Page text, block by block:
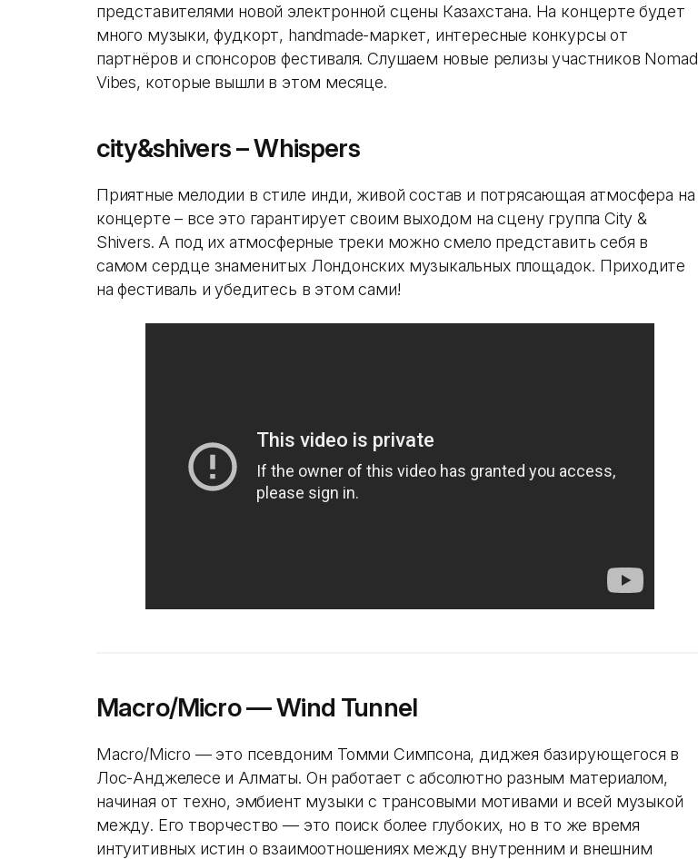
представителями новой электронной сцены Казахстана. На концерте будет
много музыки, фудкорт, handmade-маркет, интересные конкурсы от
партнёров и спонсоров фестиваля. Слушаем новые релизы участников Nomad
Vibes, которые вышли в этом месяце.
city&shivers – Whispers
Приятные мелодии в стиле инди, живой состав и потрясающая атмосфера на
концерте – все это гарантирует своим выходом на сцену группа City &
Shivers. А под их атмосферные треки можно смело представить себя в
самом сердце знаменитых Лондонских музыкальных площадок. Приходите
на фестиваль и убедитесь в этом сами!
Macro/Micro — Wind Tunnel
Macro/Micro — это псевдоним Томми Симпсона, диджея базирующегося в
Лос-Анджелесе и Алматы. Он работает с абсолютно разным материалом,
начиная от техно, эмбиент музыки с трансовыми мотивами и всей музыкой
между. Его творчество — это поиск более глубоких, но в то же время
интуитивных истин о взаимоотношениях между внутренним и внешним